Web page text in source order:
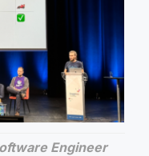
Engineer